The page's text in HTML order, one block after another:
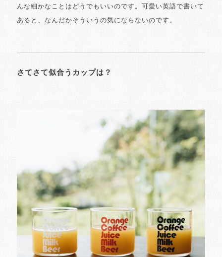
んな細かなことはどうでもいいのです。可愛い英語で書いて
あると、なんだかそういうの気にならないのです。
さてさて似合うカップは？